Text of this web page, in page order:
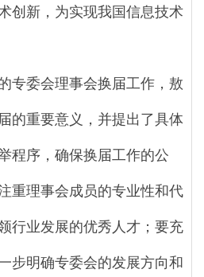
创新，为实现我国信息技术
专委会理事会换届工作，敖
的重要意义，并提出了具体
程序，确保换届工作的公
重理事会成员的专业性和代
行业发展的优秀人才；要充
步明确专委会的发展方向和